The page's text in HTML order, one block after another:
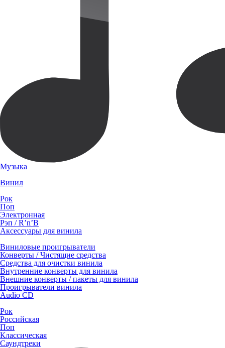
Музыка
Винил
Рок
Поп
Электронная
Рэп / R’n’B
Аксессуары для винила
Виниловые проигрыватели
Конверты / Чистящие средства
Средства для очистки винила
Внутренние конверты для винила
Внешние конверты / пакеты для винила
Проигрыватели винила
Audio CD
Рок
Российская
Поп
Классическая
Саундтреки